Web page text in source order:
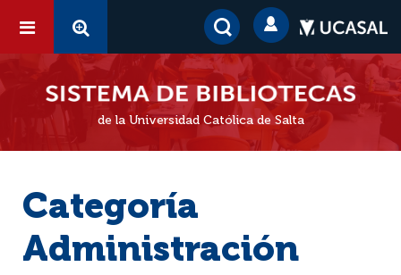
de la Universidad Católica de Salta
Categoría
Administración